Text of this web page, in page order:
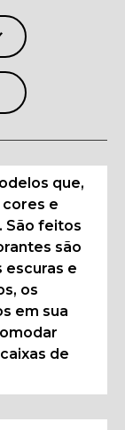
que,
e
São feitos
são
escuras e
os
em sua
de